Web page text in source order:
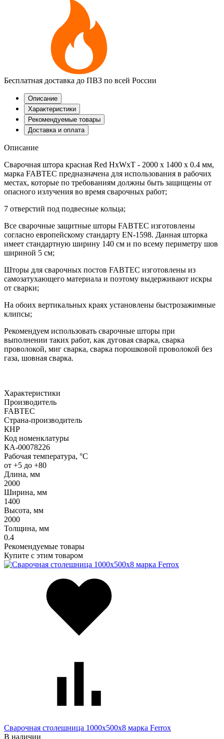
Бесплатная доставка до ПВЗ по всей России
Описание
Характеристики
Рекомендуемые товары
Доставка и оплата
Описание
Сварочная штора красная Red HхWхТ - 2000 х 1400 х 0.4 мм,
марка FABTEC предназначена для использования в рабочих
местах, которые по требованиям должны быть защищены от
опасного излучения во время сварочных работ;
7 отверстий под подвесные кольца;
Все сварочные защитные шторы FABTEC изготовлены
согласно европейскому стандарту EN-1598. Данная шторка
имеет стандартную ширину 140 см и по всему периметру шов
шириной 5 см;
Шторы для сварочных постов FABTEC изготовлены из
самозатухающего материала и поэтому выдерживают искры
от сварки;
На обоих вертикальных краях установлены быстрозажимные
клипсы;
Рекомендуем использовать сварочные шторы при
выполнении таких работ, как дуговая сварка, сварка
проволокой, миг сварка, сварка порошковой проволокой без
газа, шовная сварка.
Характеристики
Производитель
FABTEC
Страна-производитель
КНР
Код номенклатуры
КА-00078226
Рабочая температура, °С
от +5 до +80
Длина, мм
2000
Ширина, мм
1400
Высота, мм
2000
Толщина, мм
0.4
Рекомендуемые товары
Купите с этим товаром
Сварочная столешница 1000х500х8 марка Ferrox
В наличии